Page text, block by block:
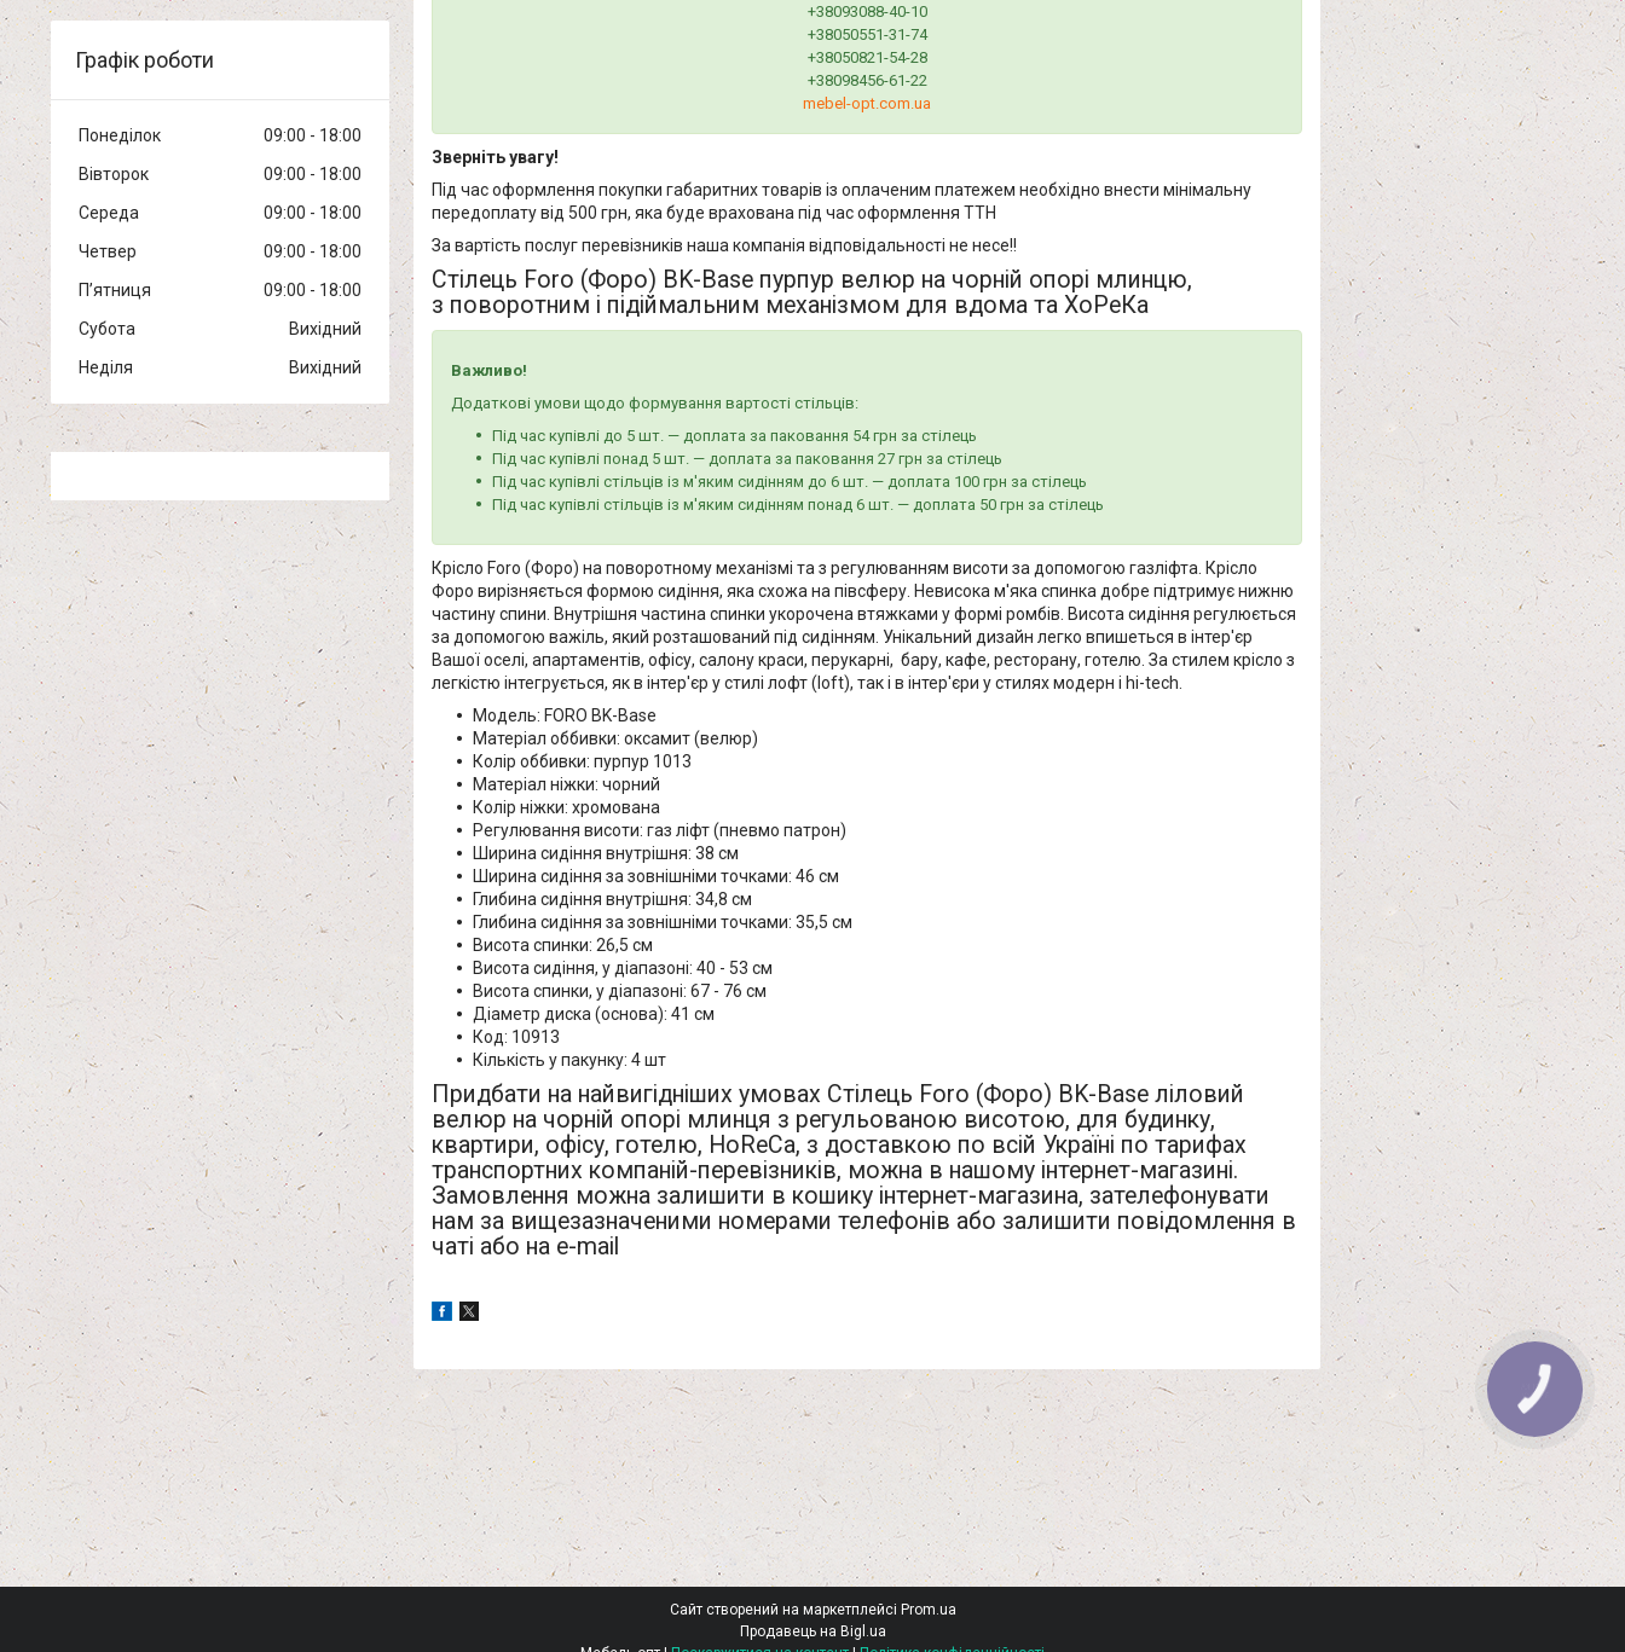
+38093088-40-10
+38050551-31-74
+38050821-54-28
+38098456-61-22
mebel-opt.com.ua
Зверніть увагу!
Під час оформлення покупки габаритних товарів із оплаченим платежем необхідно внести мінімальну
передоплату від 500 грн, яка буде врахована під час оформлення ТТН
За вартість послуг перевізників наша компанія відповідальності не несе!!
Стілець Foro (Форо) BK-Base пурпур велюр на чорній опорі млинцю,
з поворотним і підіймальним механізмом для вдома та ХоРеКа
Важливо!
Додаткові умови щодо формування вартості стільців:
Під час купівлі до 5 шт. — доплата за паковання 54 грн за стілець
Під час купівлі понад 5 шт. — доплата за паковання 27 грн за стілець
Під час купівлі стільців із м'яким сидінням до 6 шт. — доплата 100 грн за стілець
Під час купівлі стільців із м'яким сидінням понад 6 шт. — доплата 50 грн за стілець
Крісло Foro (Форо) на поворотному механізмі та з регулюванням висоти за допомогою газліфта. Крісло
Форо вирізняється формою сидіння, яка схожа на півсферу. Невисока м'яка спинка добре підтримує нижню
частину спини. Внутрішня частина спинки укорочена втяжками у формі ромбів. Висота сидіння регулюється
за допомогою важіль, який розташований під сидінням. Унікальний дизайн легко впишеться в інтер'єр
Вашої оселі, апартаментів, офісу, салону краси, перукарні, бару, кафе, ресторану, готелю. За стилем крісло з
легкістю інтегрується, як в інтер'єр у стилі лофт (loft), так і в інтер'єри у стилях модерн і hi-tech.
Модель: FORO BK-Base
Матеріал оббивки: оксамит (велюр)
Колір оббивки: пурпур 1013
Матеріал ніжки: чорний
Колір ніжки: хромована
Регулювання висоти: газ ліфт (пневмо патрон)
Ширина сидіння внутрішня: 38 см
Ширина сидіння за зовнішніми точками: 46 см
Глибина сидіння внутрішня: 34,8 см
Глибина сидіння за зовнішніми точками: 35,5 см
Висота спинки: 26,5 см
Висота сидіння, у діапазоні: 40 - 53 см
Висота спинки, у діапазоні: 67 - 76 см
Діаметр диска (основа): 41 см
Код: 10913
Кількість у пакунку: 4 шт
Придбати на найвигідніших умовах Стілець Foro (Форо) BK-Base ліловий
велюр на чорній опорі млинця з регульованою висотою, для будинку,
квартири, офісу, готелю, HoReCa, з доставкою по всій Україні по тарифах
транспортних компаній-перевізників, можна в нашому інтернет-магазині.
Замовлення можна залишити в кошику інтернет-магазина, зателефонувати
нам за вищезазначеними номерами телефонів або залишити повідомлення в
чаті або на e-mail
Графік роботи
Понеділок 09:00
18:00
Вівторок
09:00
18:00
Середа
09:00
18:00
Четвер
09:00
18:00
Пʼятниця
09:00
18:00
Субота
Вихідний
Неділя
Вихідний
Сайт створений на маркетплейсі Prom.ua
Продавець на Bigl.ua